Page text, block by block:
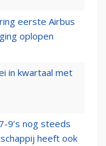
eerste Airbus
oplopen
in kwartaal met
9’s nog steeds
heeft ook